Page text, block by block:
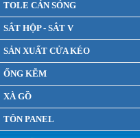
TOLE CÁN SÓNG
SẮT HỘP - SẮT V
SẢN XUẤT CỬA KÉO
ỐNG KẼM
XÀ GỒ
TÔN PANEL